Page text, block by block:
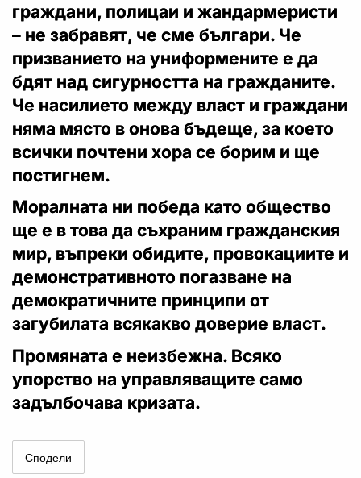
граждани, полицаи и жандармеристи
– не забравят, че сме българи. Че
призванието на униформените е да
бдят над сигурността на гражданите.
Че насилието между власт и граждани
няма място в онова бъдеще, за което
всички почтени хора се борим и ще
постигнем.
Моралната ни победа като общество
ще е в това да съхраним гражданския
мир, въпреки обидите, провокациите и
демонстративното погазване на
демократичните принципи от
загубилата всякакво доверие власт.
Промяната е неизбежна. Всяко
упорство на управляващите само
задълбочава кризата.
Сподели